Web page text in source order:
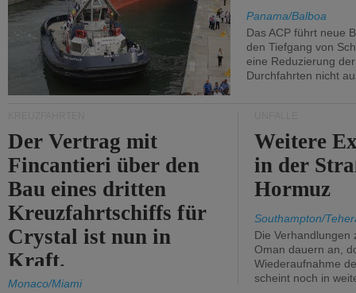
Panama/Balboa
Das ACP führt neue
den Tiefgang von
eine Reduzierung
Durchfahrten nicht
Der Vertrag mit
Fincantieri über den
Bau eines dritten
Kreuzfahrtschiffs für
Crystal ist nun in
Kraft.
Monaco/Miami
Weitere
in der
Hormuz
Southampton/
Die Verhandlungen
Oman dauern an,
Wiederaufnahme
scheint noch in